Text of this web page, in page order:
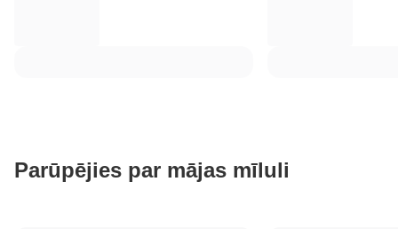
Parūpējies par mājas mīluli